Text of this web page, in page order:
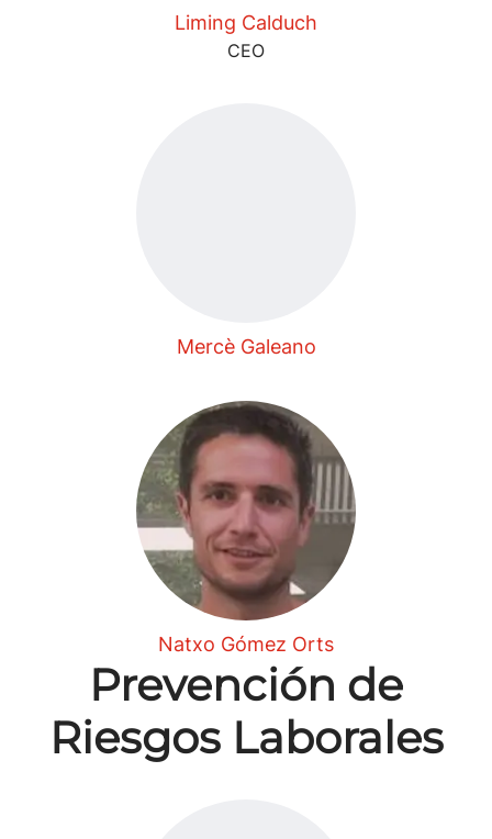
Liming Calduch
CEO
Mercè Galeano
Natxo Gómez Orts
Prevención de
Riesgos Laborales